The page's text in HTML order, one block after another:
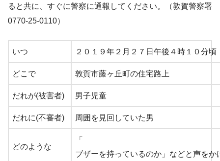
ると共に、 すぐに警察に通報してください。（敦賀警察署
0770-25-0110）
いつ ２０１９年２月２７日午後４時１０分頃
どこで 敦賀市藤ヶ丘町の住宅路 上
だれが(被害者) 男子児童
だれに(不審者) 周囲を見回していた男
どのような
「
ブザーを持っているのか」などと声をか